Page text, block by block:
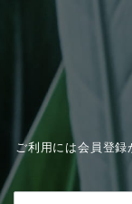
ご利用には会員登録